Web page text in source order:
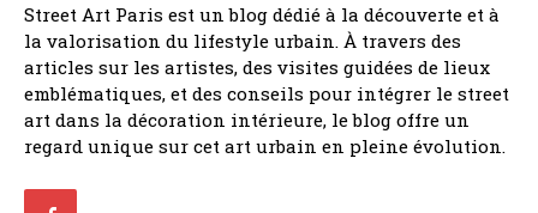
Street Art Paris est un blog dédié à la découverte et à
la valorisation du lifestyle urbain. À travers des
articles sur les artistes, des visites guidées de lieux
emblématiques, et des conseils pour intégrer le street
art dans la décoration intérieure, le blog offre un
regard unique sur cet art urbain en pleine évolution.